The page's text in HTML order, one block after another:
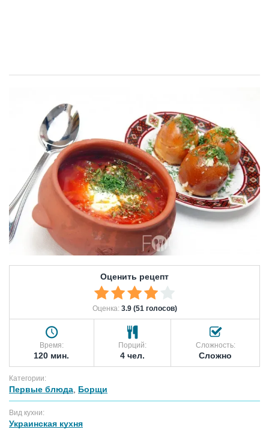
Оценить рецепт
Оценка: 3.9 (51 голосов)
Время:
120 мин.
Порций:
4 чел.
Сложность:
Сложно
Категории:
Первые блюда Борщи
Вид кухни:
Украинская кухня